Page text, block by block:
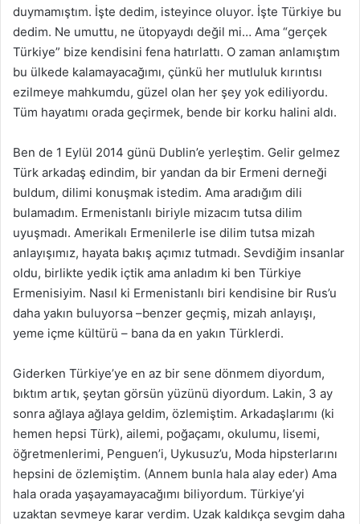
duymamıştım. İşte dedim, isteyince oluyor. İşte Türkiye bu
dedim. Ne umuttu, ne ütopyaydı değil mi… Ama “gerçek
Türkiye” bize kendisini fena hatırlattı. O zaman anlamıştım
bu ülkede kalamayacağımı, çünkü her mutluluk kırıntısı
ezilmeye mahkumdu, güzel olan her şey yok ediliyordu.
Tüm hayatımı orada geçirmek, bende bir korku halini aldı.
Ben de 1 Eylül 2014 günü Dublin’e yerleştim. Gelir gelmez
Türk arkadaş edindim, bir yandan da bir Ermeni derneği
buldum, dilimi konuşmak istedim. Ama aradığım dili
bulamadım. Ermenistanlı biriyle mizacım tutsa dilim
uyuşmadı. Amerikalı Ermenilerle ise dilim tutsa mizah
anlayışımız, hayata bakış açımız tutmadı. Sevdiğim insanlar
oldu, birlikte yedik içtik ama anladım ki ben Türkiye
Ermenisiyim. Nasıl ki Ermenistanlı biri kendisine bir Rus’u
daha yakın buluyorsa –benzer geçmiş, mizah anlayışı,
yeme içme kültürü – bana da en yakın Türklerdi.
Giderken Türkiye’ye en az bir sene dönmem diyordum,
bıktım artık, şeytan görsün yüzünü diyordum. Lakin, 3 ay
sonra ağlaya ağlaya geldim, özlemiştim. Arkadaşlarımı (ki
hemen hepsi Türk), ailemi, poğaçamı, okulumu, lisemi,
öğretmenlerimi, Penguen’i, Uykusuz’u, Moda hipsterlarını
hepsini de özlemiştim. (Annem bunla hala alay eder) Ama
hala orada yaşayamayacağımı biliyordum. Türkiye’yi
uzaktan sevmeye karar verdim. Uzak kaldıkça sevgim daha